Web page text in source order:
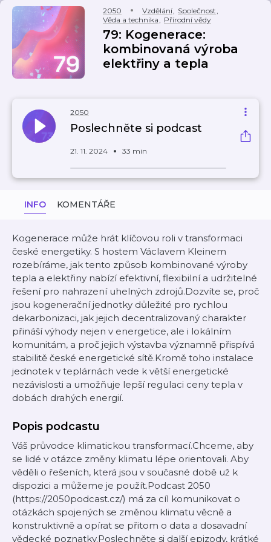
2050 Vzdělání, Společnost,
Věda a technika, Přírodní vědy
79: Kogenerace:
kombinovaná výroba
elektřiny a tepla
2050
Poslechněte si podcast
21. 11. 2024 33 min
INFO KOMENTÁŘE
Kogenerace může hrát klíčovou roli v transformaci
české energetiky. S hostem Václavem Kleinem
rozebíráme, jak tento způsob kombinované výroby
tepla a elektřiny nabízí efektivní, flexibilní a udržitelné
řešení pro nahrazení uhelných zdrojů.Dozvíte se, proč
jsou kogenerační jednotky důležité pro rychlou
dekarbonizaci, jak jejich decentralizovaný charakter
přináší výhody nejen v energetice, ale i lokálním
komunitám, a proč jejich výstavba významně přispívá
stabilitě české energetické sítě.Kromě toho instalace
jednotek v teplárnách vede k větší energetické
nezávislosti a umožňuje lepší regulaci ceny tepla v
dobách drahých energií.
Popis podcastu
Váš průvodce klimatickou transformací.Chceme, aby
se lidé v otázce změny klimatu lépe orientovali. Aby
věděli o řešeních, která jsou v současné době už k
dispozici a můžeme je použít.Podcast 2050
(https://2050podcast.cz/) má za cíl komunikovat o
otázkách spojených se změnou klimatu věcně a
konstruktivně a opírat se přitom o data a dosavadní
vědecké poznatky.Poslechněte si další epizody, krátké